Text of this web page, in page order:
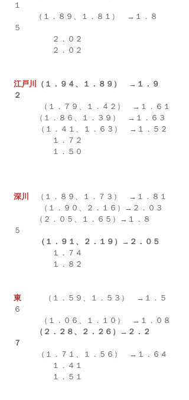
１
（１．８９、１．８１）　→１．８
５
２．０２
２．０２
江戸川
（１．９４、１．８９）　→１．９
２
（１．７９、１．４２）
→ １．６１
（１．８６、１．３９）　→１．６３
（１．４１、１．６３）　→１．５２
１．７２
１．５０
深川
（１．８９、１．７３）　→１．８１
（１．９０、２．１６）→２．０３
（２．０５、１．６５）→１．８
５
（１．９１、２．１９）→２．０５
１．７４
１．８２
東
（１．５９、１．５３）　→１．５
６
（１．０６、１．１０）
→１．０８
（２．２８、２．２６）→２．２
７
（１．７１、１．５６）　→１．６４
１．４１
１．５１